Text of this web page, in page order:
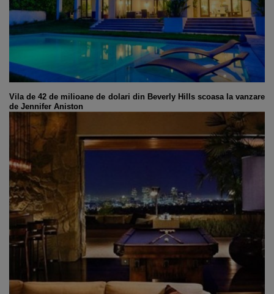
Vila de 42 de milioane de dolari din Beverly Hills scoasa la vanzare
de Jennifer Aniston